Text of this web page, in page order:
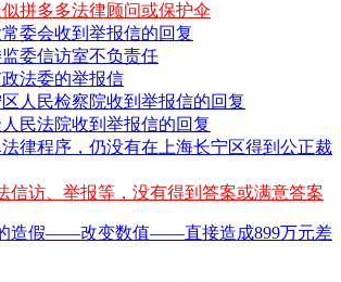
拼多多法律顾问或保护伞
委会收到举报信的回复
监委信访室不负责任
法委的举报信
区人民检察院收到举报信的回复
人民法院收到举报信的回复
律程序，仍没有在上海长宁区得到公正裁
信访、举报等，没有得到答案或满意答案